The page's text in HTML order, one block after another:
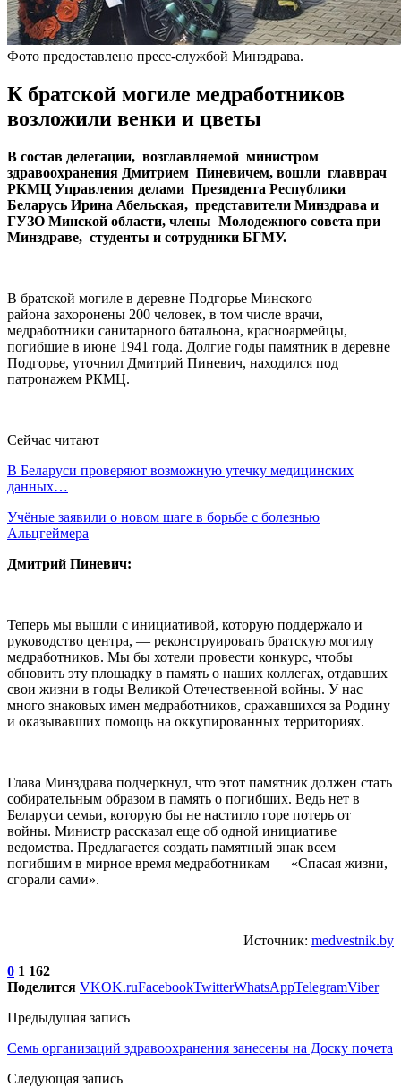
Фото предоставлено пресс-службой Минздрава.
К братской могиле медработников
возложили венки и цветы
В состав делегации, возглавляемой министром
здравоохранения Дмитрием Пиневичем, вошли главврач
РКМЦ Управления делами Президента Республики
Беларусь Ирина Абельская, представители Минздрава и
ГУЗО Минской области, члены Молодежного совета при
Минздраве, студенты и сотрудники БГМУ.
В братской могиле в деревне Подгорье Минского
района захоронены 200 человек, в том числе врачи,
медработники санитарного батальона, красноармейцы,
погибшие в июне 1941 года. Долгие годы памятник в деревне
Подгорье, уточнил Дмитрий Пиневич, находился под
патронажем РКМЦ.
Сейчас читают
В Беларуси проверяют возможную утечку медицинских
данных…
Учёные заявили о новом шаге в борьбе с болезнью
Альцгеймера
Дмитрий Пиневич:
Теперь мы вышли с инициативой, которую поддержало и
руководство центра, — реконструировать братскую могилу
медработников. Мы бы хотели провести конкурс, чтобы
обновить эту площадку в память о наших коллегах, отдавших
свои жизни в годы Великой Отечественной войны. У нас
много знаковых имен медработников, сражавшихся за Родину
и оказывавших помощь на оккупированных территориях.
Глава Минздрава подчеркнул, что этот памятник должен стать
собирательным образом в память о погибших. Ведь нет в
Беларуси семьи, которую бы не настигло горе потерь от
войны. Министр рассказал еще об одной инициативе
ведомства. Предлагается создать памятный знак всем
погибшим в мирное время медработникам — «Спасая жизни,
сгорали сами».
Источник: medvestnik.by
0 1 162
Поделится VKOK.ruFacebookTwitterWhatsAppTelegramViber
Предыдущая запись
Семь организаций здравоохранения занесены на Доску почета
Следующая запись